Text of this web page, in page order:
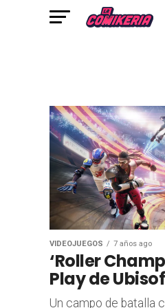
VIDEOJUEGOS 7 años ago
‘Roller
Play de
Un campo de batalla